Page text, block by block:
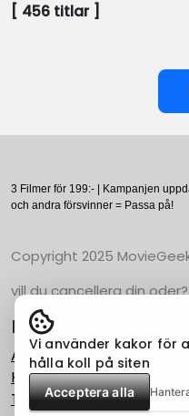
[ 456 titlar ]
3 Filmer för 199:- | Kampanjen
och andra försvinner = Passa på!
Copyright 2025
vill du cancellera din
Populära Kategorier
Action
Horror
Thriller
Vi använder kakor för
hålla koll på siten
Acceptera alla